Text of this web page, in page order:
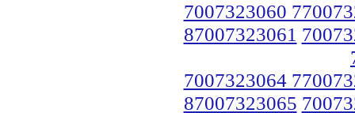
7007323060
87007323061
7007323064
87007323065